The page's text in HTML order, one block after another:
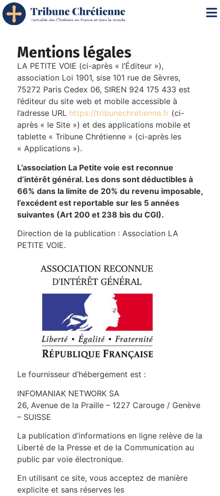
Mentions légales
LA PETITE VOIE (ci-après « l’Éditeur »),
association Loi 1901, sise 101 rue de Sèvres,
75272 Paris Cedex 06, SIREN 924 175 433 est
l’éditeur du site web et mobile accessible à
l’adresse URL https://tribunechretienne.fr (ci-
après « le Site ») et des applications mobile et
tablette « Tribune Chrétienne » (ci-après les
« Applications »).
L’association La Petite voie est reconnue
d’intérêt général. Les dons sont déductibles à
66% dans la limite de 20% du revenu imposable,
l’excédent est reportable sur les 5 années
suivantes (Art 200 et 238 bis du CGI).
Direction de la publication : Association LA
PETITE VOIE.
Le fournisseur d’hébergement est :
INFOMANIAK NETWORK SA
26, Avenue de la Praille – 1227 Carouge / Genève
– SUISSE
La publication d’informations en ligne relève de la
Liberté de la Presse et de la Communication au
public par voie électronique.
En utilisant ce site, vous acceptez de manière
explicite et sans réserves les